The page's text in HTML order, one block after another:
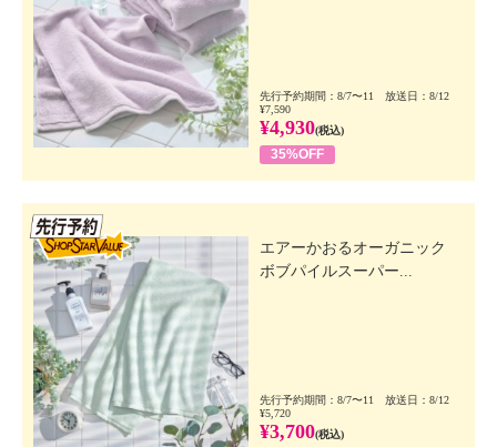
先行予約期間：8/7〜11 放送日：8/12
¥7,590
¥4,930(税込)
35%OFF
エアーかおるオーガニック
ボブパイルスーパー...
先行予約期間：8/7〜11 放送日：8/12
¥5,720
¥3,700(税込)